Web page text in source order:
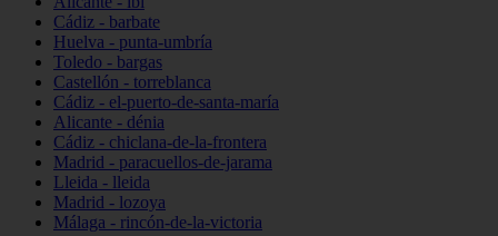
Cádiz - barbate
Huelva - punta-umbría
Toledo - bargas
Castellón - torreblanca
Cádiz - el-puerto-de-santa-maría
Alicante - dénia
Cádiz - chiclana-de-la-frontera
Madrid - paracuellos-de-jarama
Lleida - lleida
Madrid - lozoya
Málaga - rincón-de-la-victoria